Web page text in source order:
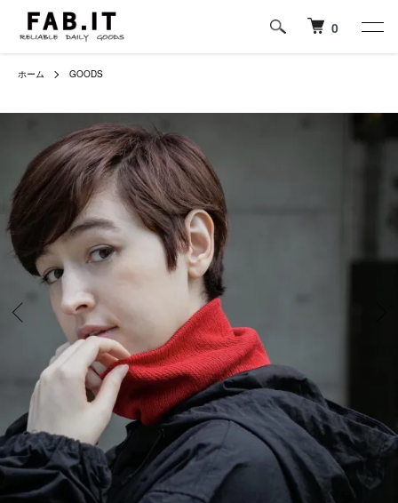
0
ホーム GOODS